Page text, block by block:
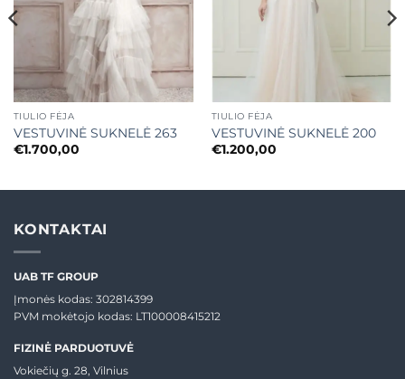
TIULIO FĖJA
VESTUVINĖ SUKNELĖ 263
€1.700,00
TIULIO FĖJA
VESTUVINĖ SUKNELĖ 200
€1.200,00
KONTAKTAI
UAB TF GROUP
Įmonės kodas: 302814399
PVM mokėtojo kodas: LT100008415212
FIZINĖ PARDUOTUVĖ
Vokiečių g. 28, Vilnius